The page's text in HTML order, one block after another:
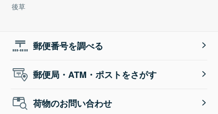
後草
郵便番号を調べる
郵便局・ATM・ポストをさがす
荷物のお問い合わせ